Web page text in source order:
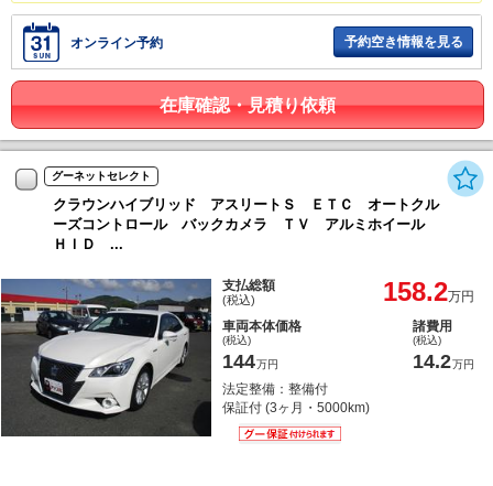
オンライン予約 予約空き情報を見る
在庫確認・見積り依頼
グーネットセレクト
クラウンハイブリッド アスリートＳ ＥＴＣ オートクル
ーズコントロール バックカメラ ＴＶ アルミホイール
ＨＩＤ ...
支払総額
(税込) 158.2万円
車両本体価格
(税込)
144万円
諸費用
(税込)
14.2万円
法定整備：整備付
保証付 (3ヶ月・5000km)